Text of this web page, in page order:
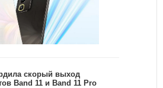
скорый выход
Band 11 и Band 11 Pro